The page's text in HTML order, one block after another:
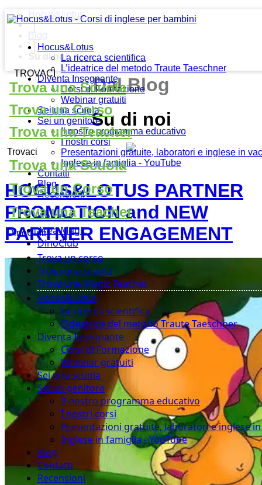
Hocus&Lotus
La ricerca scientifica
L’ideatrice del metodo Traute Taeschner
Diventa Insegnante
Corsi di Formazione
Webinar gratuiti
Sei una scuola
Sei un genitore
Il nostro programma educativo
I nostri corsi
Presentazioni gratuite, laboratori e inglese in
Inglese in famiglia - YouTube
Contatti
Blog
Recensioni
Home
Area Magic
DinoClub
Trova un corso
Trova una scuola
Trova una Magic Teacher
Hocus&Lotus
La ricerca scientifica
L’ideatrice del metodo Traute Taeschner
Diventa Insegnante
Corsi di Formazione
Webinar gratuiti
Sei una scuola
Sei un genitore
Il nostro programma educativo
I nostri corsi
Presentazioni gratuite, laboratori e inglese in
Inglese in famiglia - YouTube
Blog
Contatti
Recensioni
TROVACI
Trova una Scuola
Trova un Corso
Trova una Teacher
Trovaci
Trova una Scuola
Trova un Corso
Trova una Teacher
DinoClub
Hocus&Lotus
Blog
Su di noi
Dal Blog
Su di noi
HOCUS&LOTUS PARTNER
PROMOTION and NEW
PARTNER ENGAGEMENT